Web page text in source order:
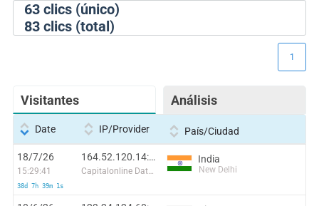
63clics (único)
83clics (total)
Visitantes Análisis
1
Date IP/Provider País/Ciudad
18/7/26
15:29:41
38d 7h 39m 1s
164.52.120.14:36542
Capitalonline Data Service (HK) Co
India
New Delhi